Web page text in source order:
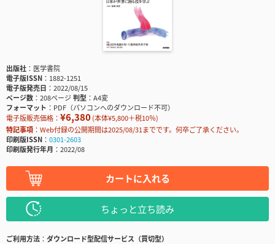
出版社
医学書院
電子版ISSN
1882-1251
電子版発売日
2022/08/15
ページ数
208ページ判型
A4変
フォーマット
PDF（パソコンへのダウンロード不可）
電子版販売価格： ¥6,380(本体¥5,800＋税10％)
特記事項
Web付録の公開期間は2025/08/31までです。何卒ご了承ください。
印刷版ISSN
0301-2603
印刷版発行年月
2022/08
カートに入れる
ちょっと立ち読み
ご利用方法
ダウンロード型配信サービス（買切型）